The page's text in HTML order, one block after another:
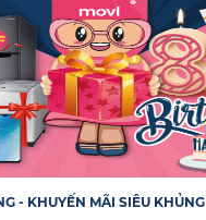
- KHUYẾN MÃI SIÊU KHỦNG